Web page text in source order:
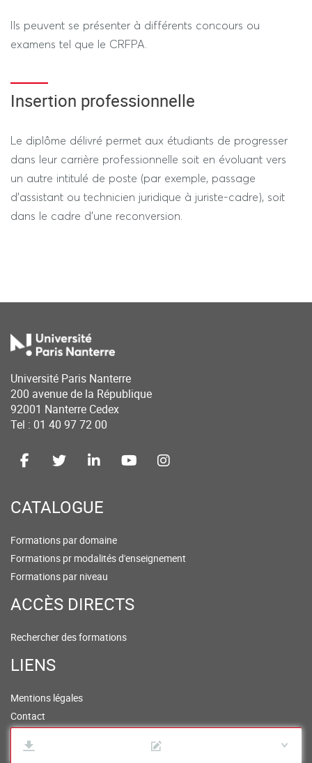
Ils peuvent se présenter à différents concours ou
examens tel que le CRFPA.
Insertion professionnelle
Le diplôme délivré permet aux étudiants de progresser
dans leur carrière professionnelle soit en évoluant vers
un autre intitulé de poste (par exemple, passage
d’assistant ou technicien juridique à juriste-cadre), soit
dans le cadre d’une reconversion.
Université Paris Nanterre
200 avenue de la République
92001 Nanterre Cedex
Tel : 01 40 97 72 00
CATALOGUE
Formations par domaine
Formations pr modalités d'enseignement
Formations par niveau
ACCÈS DIRECTS
Rechercher des formations
LIENS
Mentions légales
Contact